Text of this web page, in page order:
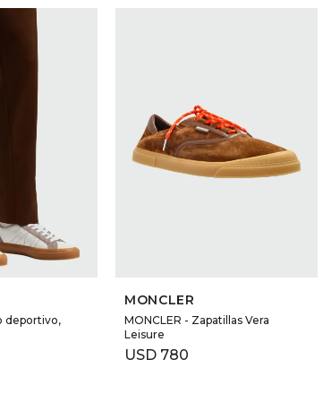
deportivo,
MONCLER
MONCLER - Zapatillas Vera
Leisure
USD 780